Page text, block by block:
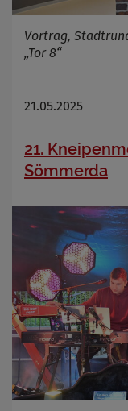
Vortrag,
„Tor 8“
21.05.2025
21.
Sömmerda